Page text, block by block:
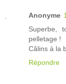
Anonyme
Superbe,
pelletage !
Câlins à la
Répondre